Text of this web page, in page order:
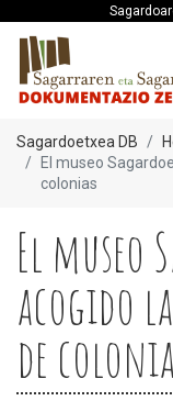
Sagardoetxea DB
El museo
colonias
El museo
acogido
de